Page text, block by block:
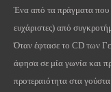
Ένα από τα πράγματα που
ευχάριστες) από
Όταν έφτασε το CD των
άφησα σε μία γωνία και
προτεραιότητα στα